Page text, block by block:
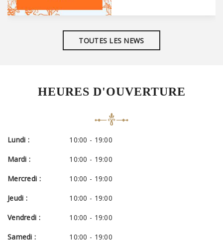
TOUTES LES NEWS
HEURES D'OUVERTURE
Lundi : 10:00 - 19:00
Mardi : 10:00 - 19:00
Mercredi : 10:00 - 19:00
Jeudi : 10:00 - 19:00
Vendredi : 10:00 - 19:00
Samedi : 10:00 - 19:00